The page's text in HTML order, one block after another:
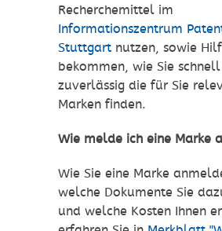
Recherchemittel im
Informationszentrum
Stuttgart nutzen, sowie
bekommen, wie Sie
zuverlässig die für Sie
Marken finden.
Wie melde ich eine Marke
Wie Sie eine Marke
welche Dokumente Sie
und welche Kosten Ihnen